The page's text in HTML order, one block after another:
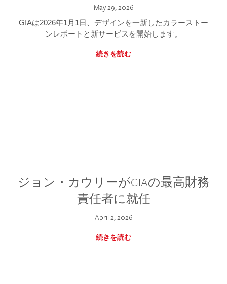
May 29, 2026
GIAは2026年1月1日、デザインを一新したカラーストー
ンレポートと新サービスを開始します。
続きを読む
ジョン・カウリーがGIAの最高財務
責任者に就任
April 2, 2026
続きを読む